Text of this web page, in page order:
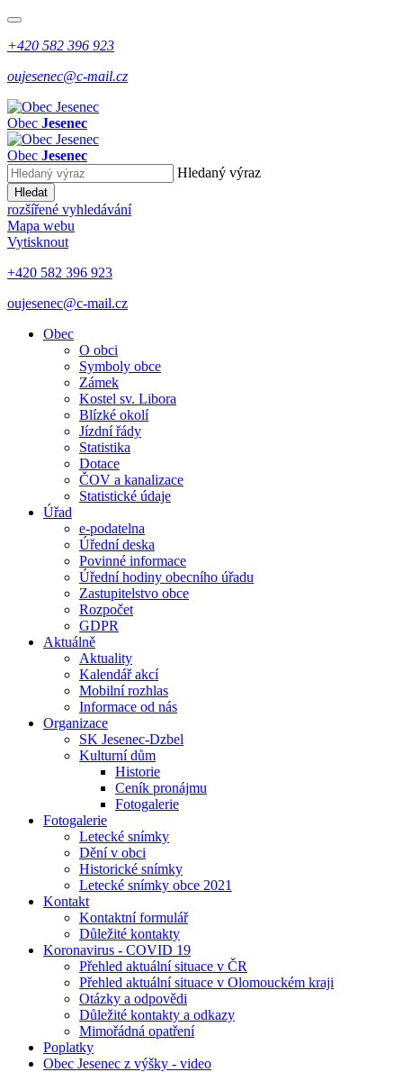
+420 582 396 923
oujesenec@c-mail.cz
Obec Jesenec
Obec Jesenec
Hledaný výraz
Hledat
rozšířené vyhledávání
Mapa webu
Vytisknout
+420 582 396 923
oujesenec@c-mail.cz
Obec
O obci
Symboly obce
Zámek
Kostel sv. Libora
Blízké okolí
Jízdní řády
Statistika
Dotace
ČOV a kanalizace
Statistické údaje
Úřad
e-podatelna
Úřední deska
Povinné informace
Úřední hodiny obecního úřadu
Zastupitelstvo obce
Rozpočet
GDPR
Aktuálně
Aktuality
Kalendář akcí
Mobilní rozhlas
Informace od nás
Organizace
SK Jesenec-Dzbel
Kulturní dům
Historie
Ceník pronájmu
Fotogalerie
Fotogalerie
Letecké snímky
Dění v obci
Historické snímky
Letecké snímky obce 2021
Kontakt
Kontaktní formulář
Důležité kontakty
Koronavirus - COVID 19
Přehled aktuální situace v ČR
Přehled aktuální situace v Olomouckém kraji
Otázky a odpovědi
Důležité kontakty a odkazy
Mimořádná opatření
Poplatky
Obec Jesenec z výšky - video